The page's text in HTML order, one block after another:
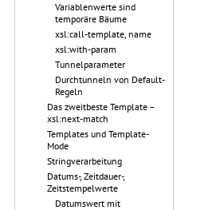
Variablenwerte sind
temporäre Bäume
xsl:call-template, name
xsl:with-param
Tunnelparameter
Durchtunneln von Default-
Regeln
Das zweitbeste Template –
xsl:next-match
Templates und Template-
Mode
Stringverarbeitung
Datums-, Zeitdauer-,
Zeitstempelwerte
Datumswert mit